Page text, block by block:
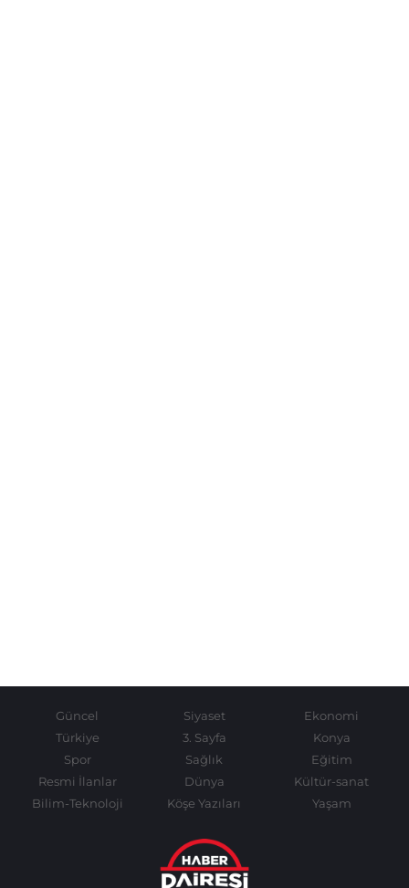
Güncel Siyaset
Ekonomi
Türkiye
3. Sayfa
Konya
Spor
Sağlık
Eğitim
Resmi İlanlar
Dünya
Kültür-sanat
Bilim-Teknoloji
Köşe Yazıları Yaşam